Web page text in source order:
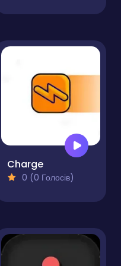
Charge
0 (0 Голосів)